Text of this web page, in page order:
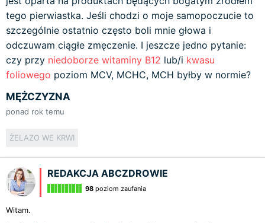
tego pierwiastka. Jeśli chodzi o moje samopoczucie to
szczególnie ostatnio często boli mnie głowa i
odczuwam ciągłe zmęczenie. I jeszcze jedno pytanie:
czy przy niedoborze witaminy B12 lub/i kwasu
foliowego poziom MCV, MCHC, MCH byłby w normie?
MĘŻCZYZNA
ponad rok temu
ŻELAZO WE KRWI
REDAKCJA ABCZDROWIE
98 poziom zaufania
Witam.